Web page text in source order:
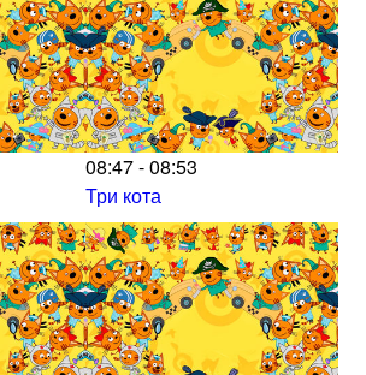
08:47 - 08:53
Три кота